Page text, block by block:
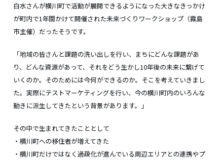
白水さんが横川町で活動が展開できるようになった大きなきっかけ
が町内で1年間かけて開催された未来づくりワークショップ（霧島
市主催）だったそうです。
「地域の皆さんと課題の洗い出しを行い、まちにどんな課題があ
り、どんな資源があって、それをどう生かし10年後の未来に繋げて
いくのか。そのためには今何ができるのか。そこを考えていきまし
た。実際にテストマーケティングを行い、今の横川町内のいろんな
動きに派生してきたという背景があります。」
その中で生まれてきたこととして
・横川町への移住者が増えてきた
・横川町だけではなく過疎化が進んでいる周辺エリアとの連携やプ